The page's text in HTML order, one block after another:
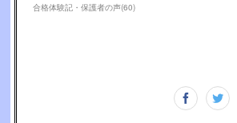
合格体験記・保護者の声(60)